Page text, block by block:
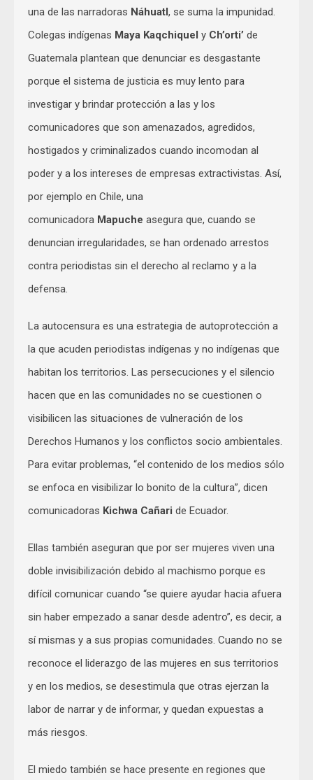
una de las narradoras Náhuatl, se suma la impunidad.
Colegas indígenas Maya Kaqchiquel y Ch’orti’ de
Guatemala plantean que denunciar es desgastante
porque el sistema de justicia es muy lento para
investigar y brindar protección a las y los
comunicadores que son amenazados, agredidos,
hostigados y criminalizados cuando incomodan al
poder y a los intereses de empresas extractivistas. Así,
por ejemplo en Chile, una
comunicadora Mapuche asegura que, cuando se
denuncian irregularidades, se han ordenado arrestos
contra periodistas sin el derecho al reclamo y a la
defensa.
La autocensura es una estrategia de autoprotección a
la que acuden periodistas indígenas y no indígenas que
habitan los territorios. Las persecuciones y el silencio
hacen que en las comunidades no se cuestionen o
visibilicen las situaciones de vulneración de los
Derechos Humanos y los conflictos socio ambientales.
Para evitar problemas, “el contenido de los medios sólo
se enfoca en visibilizar lo bonito de la cultura”, dicen
comunicadoras Kichwa Cañari de Ecuador.
Ellas también aseguran que por ser mujeres viven una
doble invisibilización debido al machismo porque es
difícil comunicar cuando “se quiere ayudar hacia afuera
sin haber empezado a sanar desde adentro”, es decir, a
sí mismas y a sus propias comunidades. Cuando no se
reconoce el liderazgo de las mujeres en sus territorios
y en los medios, se desestimula que otras ejerzan la
labor de narrar y de informar, y quedan expuestas a
más riesgos.
El miedo también se hace presente en regiones que